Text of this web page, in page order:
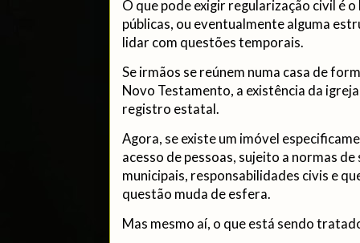
O que pode exigir regularização civil é
públicas, ou eventualmente alguma
lidar com questões temporais.
Se irmãos se reúnem numa casa de
Novo Testamento, a existência da
registro estatal.
Agora, se existe um imóvel
acesso de pessoas, sujeito a normas de
municipais, responsabilidades civis e
questão muda de esfera.
Mas mesmo aí, o que está sendo